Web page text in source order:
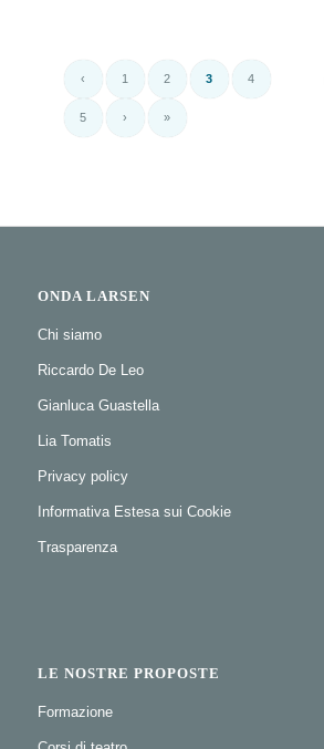
‹ 1 2 3 4
5 › »
ONDA LARSEN
Chi siamo
Riccardo De Leo
Gianluca Guastella
Lia Tomatis
Privacy policy
Informativa Estesa sui Cookie
Trasparenza
LE NOSTRE PROPOSTE
Formazione